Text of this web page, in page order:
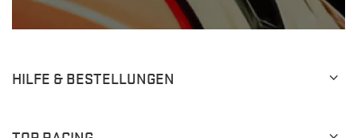
HILFE & BESTELLUNGEN